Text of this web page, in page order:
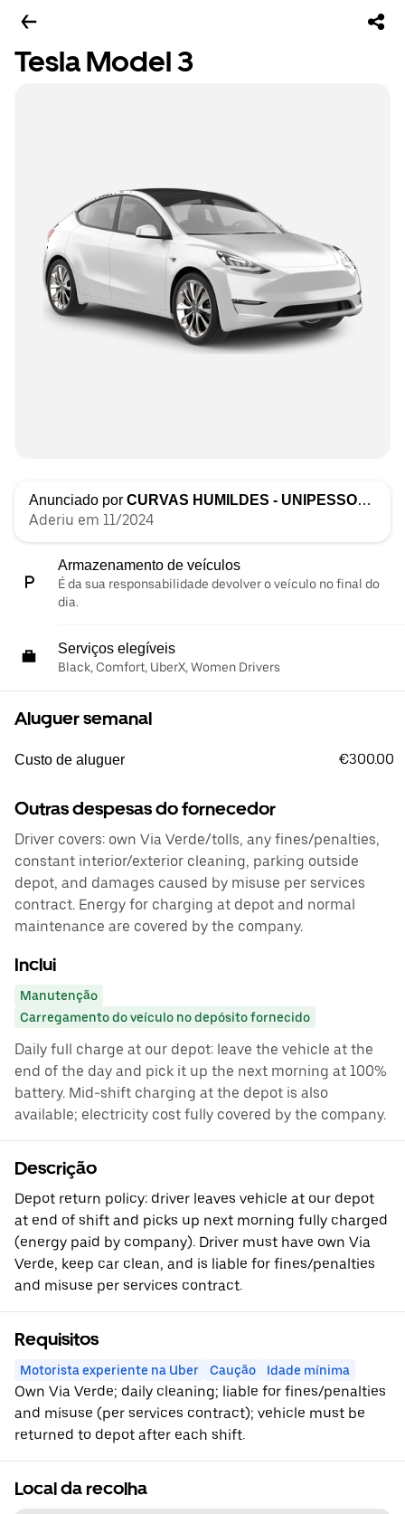
Tesla Model 3
Anunciado por CURVAS HUMILDES - UNIPESSOAL LDA
Aderiu em 11/2024
Armazenamento de veículos
É da sua responsabilidade devolver o veículo no final do
dia.
Serviços elegíveis
Black, Comfort, UberX, Women Drivers
Aluguer semanal
Custo de aluguer €300.00
Outras despesas do fornecedor
Driver covers: own Via Verde/tolls, any fines/penalties,
constant interior/exterior cleaning, parking outside
depot, and damages caused by misuse per services
contract. Energy for charging at depot and normal
maintenance are covered by the company.
Inclui
Manutenção
Carregamento do veículo no depósito fornecido
Daily full charge at our depot: leave the vehicle at the
end of the day and pick it up the next morning at 100%
battery. Mid-shift charging at the depot is also
available; electricity cost fully covered by the company.
Descrição
Depot return policy: driver leaves vehicle at our depot
at end of shift and picks up next morning fully charged
(energy paid by company). Driver must have own Via
Verde, keep car clean, and is liable for fines/penalties
and misuse per services contract.
Requisitos
Motorista experiente na Uber Caução Idade mínima
Own Via Verde; daily cleaning; liable for fines/penalties
and misuse (per services contract); vehicle must be
returned to depot after each shift.
Local da recolha